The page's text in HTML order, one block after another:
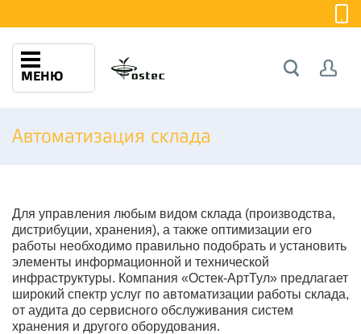
МЕНЮ
Автоматизация склада
Для управления любым видом склада (производства,
дистрибуции, хранения), а также оптимизации его
работы необходимо правильно подобрать и установить
элементы информационной и технической
инфраструктуры. Компания «Остек-АртТул» предлагает
широкий спектр услуг по автоматизации работы склада,
от аудита до сервисного обслуживания систем
хранения и другого оборудования.